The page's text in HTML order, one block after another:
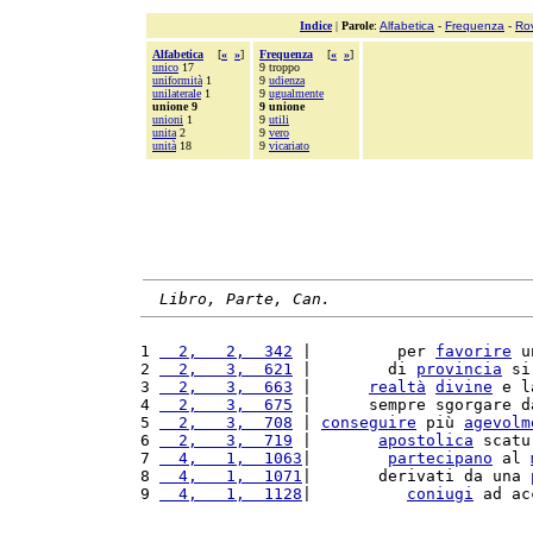
Indice| Parole: Alfabetica - Frequenza -
Alfabetica [« »]
unico 17
uniformità 1
unilaterale 1
unione 9
unioni 1
unita 2
unità 18
Frequenza [« »]
9 troppo
9 udienza
9 ugualmente
9 unione
9 utili
9 vero
9 vicariato
Libro, Parte, Can.
1
  2,   2,  342
|         per favorire
2
  2,   3,  621
|        di provincia
3
  2,   3,  663
realtà divine e
4
  2,   3,  675
|      sempre sgorgare
5
  2,   3,  708
conseguire più
6
  2,   3,  719
apostolica
7
  4,   1,  1063
partecipano al
8
  4,   1,  1071
|       derivati da una
9
  4,   1,  1128
coniugi ad